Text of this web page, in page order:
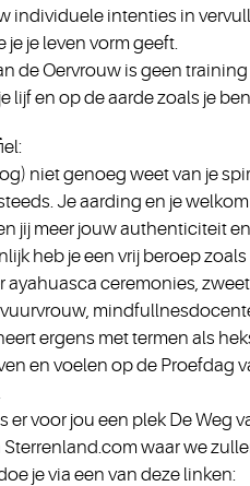
individuele intenties in
je je leven vorm geeft.
de Oervrouw is geen
lijf en op de aarde zoals je
niet genoeg weet van je
Je aarding en je
jij meer jouw authenticiteit
heb je een vrij beroep
ayahuasca ceremonies,
ergens met termen als
en voelen op de Proefdag
er voor jou een plek De Weg
Sterrenland.com waar we
je via een van deze linken: